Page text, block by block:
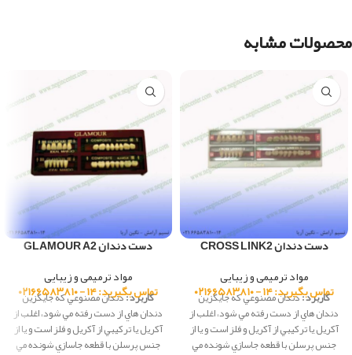
محصولات مشابه
دست دندان CROSS LINK2
مواد ترمیمی و زیبایی
تماس بگیرید: ۱۴ - ۰۲۱۶۶۵۸۳۸۱۰
کاربرد :دندان مصنوعي كه جايگزين
دندان هاي از دست رفته مي شود، اغلب از
آكريل يا تركيبي از آكريل و فلز است و يا از
جنس پرسلن با قطعه جاسازي شونده مي
دست دندان GLAMOUR A2
مواد ترمیمی و زیبایی
تماس بگیرید: ۱۴ - ۰۲۱۶۶۵۸۳۸۱۰
کاربرد :دندان مصنوعي كه جايگزين
دندان هاي از دست رفته مي شود، اغلب از
آكريل يا تركيبي از آكريل و فلز است و يا از
جنس پرسلن با قطعه جاسازي شونده مي